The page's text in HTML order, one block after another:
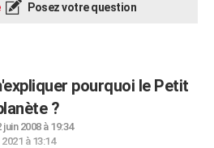
Posez votre question
pourquoi le Petit
?
juin 2008 à 19:34
à 13:14